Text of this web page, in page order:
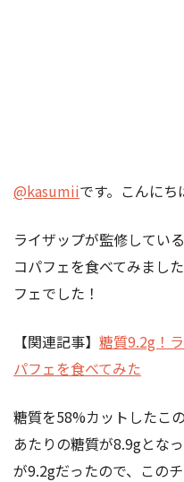
@kasumiiです。こんにち
ライザップが監修してい
コパフェを食べてみまし
フェでした！
【関連記事】 糖質9.2g！
パフェを食べてみた
糖質を58%カットしたこ
あたりの糖質が8.9gとな
が9.2gだったので、この